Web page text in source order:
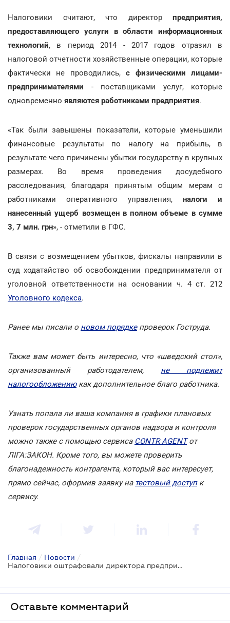
Налоговики считают, что директор предприятия,
предоставляющего услуги в области информационных
технологий, в период 2014 - 2017 годов отразил в
налоговой отчетности хозяйственные операции, которые
фактически не проводились,с физическими лицами-
предпринимателями - поставщиками услуг, которые
одновременно являются работниками предприятия.
«Так были завышены показатели, которые уменьшили
финансовые результаты по налогу на прибыль, в
результате чего причинены убытки государству в крупных
размерах. Во время проведения досудебного
расследования, благодаря принятым общим мерам с
работниками оперативного управления, налоги и
нанесенный ущерб возмещен в полном объеме в сумме
3, 7 млн. грн», - отметили в ГФС.
В связи с возмещением убытков, фискалы направили в
суд ходатайство об освобождении предпринимателя от
уголовной ответственности на основании ч. 4 ст. 212
Уголовного кодекса.
Ранее мы писали о новом порядкепроверок Гоструда.
Также вам может быть интересно, что «шведский стол»,
организованный работодателем, не подлежит
налогообложениюкак дополнительное благо работника.
Узнать попала ли ваша компания в графики плановых
проверок государственных органов надзора и контроля
можно также с помощью сервиса CONTR AGENTот
ЛІГА:ЗАКОН. Кроме того, вы можете проверить
благонадежность контрагента, который вас интересует,
прямо сейчас, оформив заявку на тестовый доступк
сервису.
Главная / Новости /
Налоговики оштрафовали директора предприятия на 3,7 млн. грн за работу с ФЛП
Оставьте комментарий